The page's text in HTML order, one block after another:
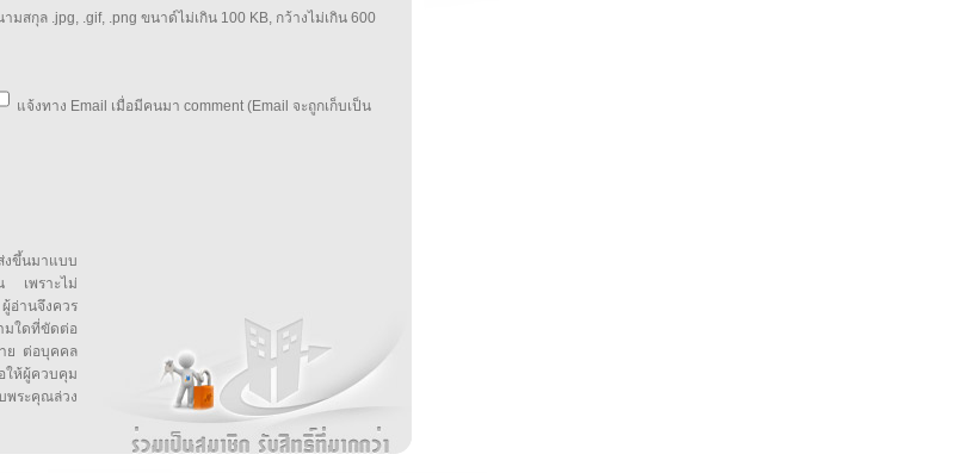
ามสกุล .jpg, .gif, .png ขนาด์ไม่เกิน 100 KB, กว้างไม่เกิน 600
แจ้งทาง Email เมื่อมีคนมา comment (Email จะถูกเก็บเป็น
ขึ้นมาแบบ
เพราะไม่
อ่านจึงควร
ใดที่ขัดต่อ
าย ต่อบุคคล
ให้ผู้ควบคุม
พระคุณล่วง